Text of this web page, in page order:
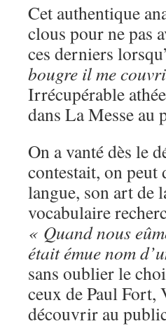
Cet authentique
clous pour ne pas
ces derniers
bougre il me
Irrécupérable
dans La Messe au
On a vanté dès le
contestait, on peut
langue, son art de
vocabulaire
« Quand nous
était émue nom
sans oublier le
ceux de Paul
découvrir au